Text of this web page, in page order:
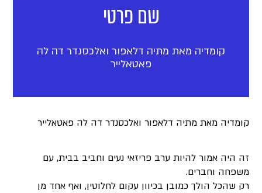
שם פרטי
קומדיה מאת מתיה דלאפור ואלכסנדר דה לה
פאטאלייר
קומדיה מאת מתיה דלאפור ואלכסנדר דה לה פאטאלייר
זה היה אמור להיות ערב פריזאי נעים וחביב בבית, עם
משפחה וחברים.
רק שהכל הולך כמובן בכיוון עקום לחלוטין, ואף אחד מן